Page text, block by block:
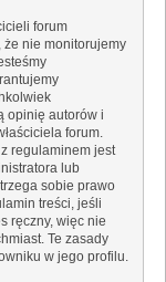
forum
nie monitorujemy
opinię autorów i
forum.
regulaminem jest
lub
sobie prawo
treści, jeśli
ręczny, więc nie
Te zasady
w jego profilu.